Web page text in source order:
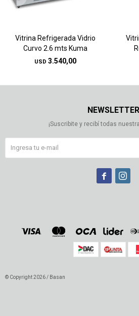
Vitrina Refrigerada Vidrio
Curvo 2.6 mts Kuma
USD 3.540,00
NEWSLETTER
¡Suscribite y recibí todas
 
© Copyright 2026 / Basan